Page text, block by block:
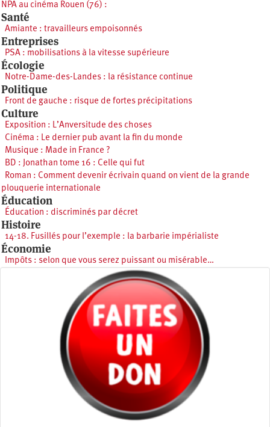
NPA au cinéma Rouen (76) :
Santé
Amiante : travailleurs empoisonnés
Entreprises
PSA : mobilisations à la vitesse supérieure
Écologie
Notre-Dame-des-Landes : la résistance continue
Politique
Front de gauche : risque de fortes précipitations
Culture
Exposition : L’Anversitude des choses
Cinéma : Le dernier pub avant la fin du monde
Musique : Made in France ?
BD : Jonathan tome 16 : Celle qui fut
Roman : Comment devenir écrivain quand on vient de la grande
plouquerie internationale
Éducation
Éducation : discriminés par décret
Histoire
14-18. Fusillés pour l’exemple : la barbarie impérialiste
Économie
Impôts : selon que vous serez puissant ou misérable…